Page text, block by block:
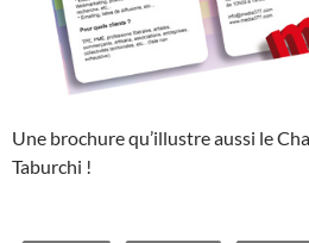
Une brochure qu’illustre aussi le
Taburchi !